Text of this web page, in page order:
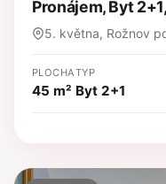
Pronájem, Byt
5. května, Rožnov
PLOCHA
45 m²
TYP
Byt 2+1